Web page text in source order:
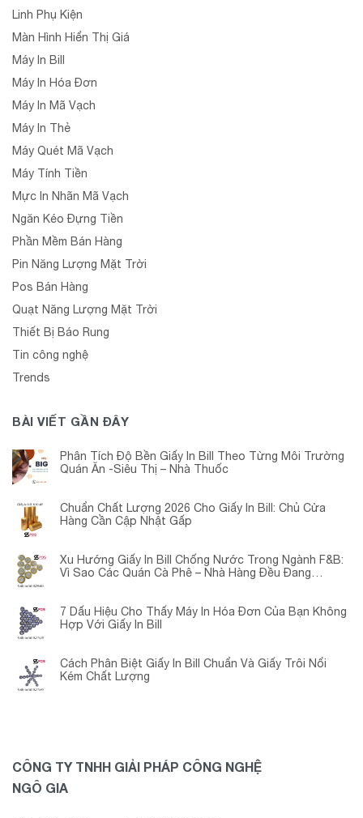
Linh Phụ Kiện
Màn Hình Hiển Thị Giá
Máy In Bill
Máy In Hóa Đơn
Máy In Mã Vạch
Máy In Thẻ
Máy Quét Mã Vạch
Máy Tính Tiền
Mực In Nhãn Mã Vạch
Ngăn Kéo Đựng Tiền
Phần Mềm Bán Hàng
Pin Năng Lượng Mặt Trời
Pos Bán Hàng
Quạt Năng Lượng Mặt Trời
Thiết Bị Báo Rung
Tin công nghệ
Trends
BÀI VIẾT GẦN ĐÂY
Phân Tích Độ Bền Giấy In Bill Theo Từng Môi Trường
Quán Ăn -Siêu Thị – Nhà Thuốc
Chuẩn Chất Lượng 2026 Cho Giấy In Bill: Chủ Cửa
Hàng Cần Cập Nhật Gấp
Xu Hướng Giấy In Bill Chống Nước Trong Ngành F&B:
Vì Sao Các Quán Cà Phê – Nhà Hàng Đều Đang
7 Dấu Hiệu Cho Thấy Máy In Hóa Đơn Của Bạn Không
Hợp Với Giấy In Bill
Cách Phân Biệt Giấy In Bill Chuẩn Và Giấy Trôi Nổi
Kém Chất Lượng
CÔNG TY TNHH GIẢI PHÁP CÔNG NGHỆ
NGÔ GIA